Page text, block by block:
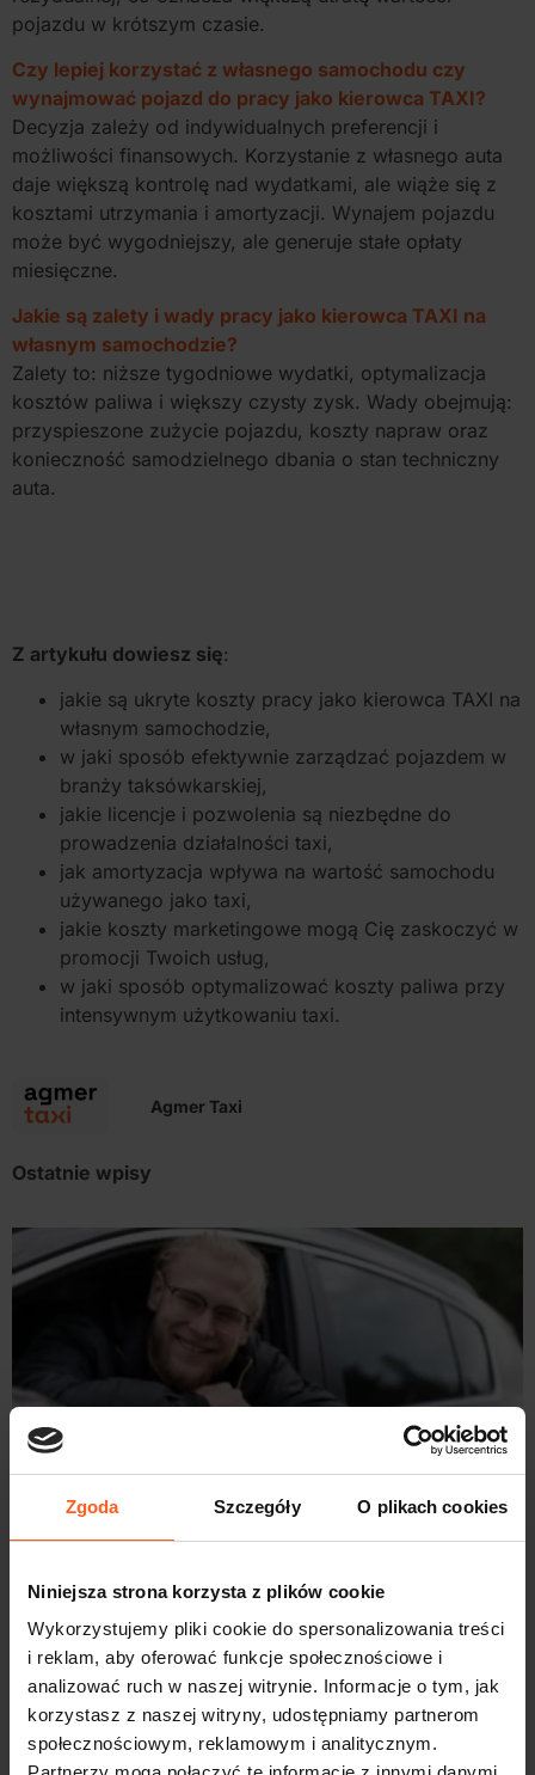
Zgoda Szczegóły O plikach cookies
Niniejsza strona korzysta z plików cookie
Wykorzystujemy pliki cookie do spersonalizowania treści
i reklam, aby oferować funkcje społecznościowe i
analizować ruch w naszej witrynie. Informacje o tym, jak
korzystasz z naszej witryny, udostępniamy partnerom
społecznościowym, reklamowym i analitycznym.
pojazdu w krótszym czasie.
Czy lepiej korzystać z własnego samochodu czy
wynajmować pojazd do pracy jako kierowca TAXI?
Decyzja zależy od indywidualnych preferencji i
możliwości finansowych. Korzystanie z własnego auta
daje większą kontrolę nad wydatkami, ale wiąże się z
kosztami utrzymania i amortyzacji. Wynajem pojazdu
może być wygodniejszy, ale generuje stałe opłaty
miesięczne.
Jakie są zalety i wady pracy jako kierowca TAXI na
własnym samochodzie?
Zalety to: niższe tygodniowe wydatki, optymalizacja
kosztów paliwa i większy czysty zysk. Wady obejmują:
przyspieszone zużycie pojazdu, koszty napraw oraz
konieczność samodzielnego dbania o stan techniczny
auta.
Z artykułu dowiesz się:
jakie są ukryte koszty pracy jako kierowca TAXI na
własnym samochodzie,
w jaki sposób efektywnie zarządzać pojazdem w
branży taksówkarskiej,
jakie licencje i pozwolenia są niezbędne do
prowadzenia działalności taxi,
jak amortyzacja wpływa na wartość samochodu
używanego jako taxi,
jakie koszty marketingowe mogą Cię zaskoczyć w
promocji Twoich usług,
w jaki sposób optymalizować koszty paliwa przy
intensywnym użytkowaniu taxi.
Agmer Taxi
Ostatnie wpisy
Praca dla Ukraińców w Krakowie – dlaczego AGMER
2026-07-22